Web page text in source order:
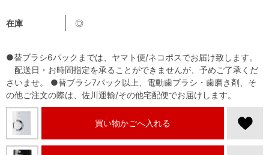
在庫 ◎
買い物かごへ入れる
●替ブラシ6パックまでは、ヤマト便/ネコポスでお届け致します。
配送日・お時間指定を承ることができませんが、予めご了承くだ
さいませ。 ●替ブラシ7パック以上、電動歯ブラシ・歯磨き剤、そ
の他ご注文の際は、佐川運輸/その他宅配便でお届けします。